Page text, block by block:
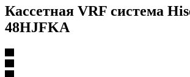
Кассетная VRF система
48HJFKA